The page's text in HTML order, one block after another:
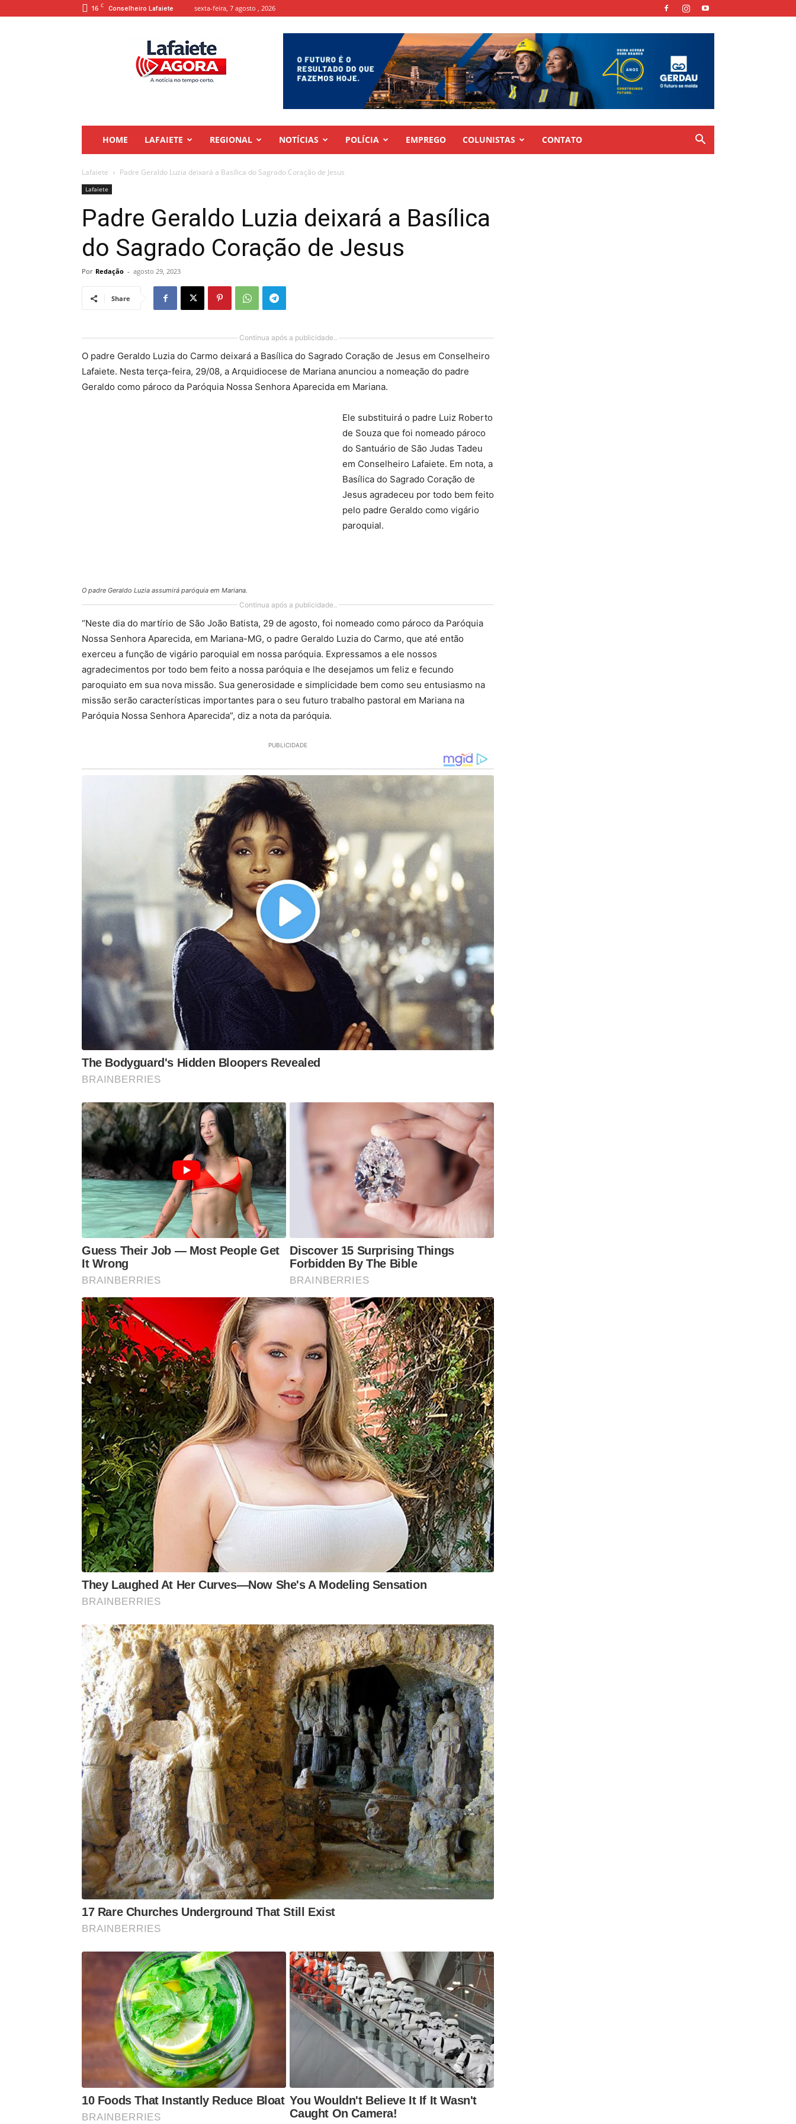
16 C Conselheiro Lafaiete sexta-feira, 7 agosto , 2026
HOME LAFAIETE REGIONAL NOTÍCIAS POLÍCIA EMPREGO COLUNISTAS CONTATO
Lafaiete Padre Geraldo Luzia deixará a Basílica do Sagrado Coração de Jesus
Lafaiete
Padre Geraldo Luzia deixará a Basílica
do Sagrado Coração de Jesus
Por Redação - agosto 29, 2023
Share
Continua após a publicidade..
O padre Geraldo Luzia do Carmo deixará a Basílica do Sagrado Coração de Jesus em Conselheiro
Lafaiete. Nesta terça-feira, 29/08, a Arquidiocese de Mariana anunciou a nomeação do padre
Geraldo como pároco da Paróquia Nossa Senhora Aparecida em Mariana.
O padre Geraldo Luzia assumirá paróquia em Mariana.
Ele substituirá o padre Luiz Roberto
de Souza que foi nomeado pároco
do Santuário de São Judas Tadeu
em Conselheiro Lafaiete. Em nota, a
Basílica do Sagrado Coração de
Jesus agradeceu por todo bem feito
pelo padre Geraldo como vigário
paroquial.
Continua após a publicidade..
“Neste dia do martírio de São João Batista, 29 de agosto, foi nomeado como pároco da Paróquia
Nossa Senhora Aparecida, em Mariana-MG, o padre Geraldo Luzia do Carmo, que até então
exerceu a função de vigário paroquial em nossa paróquia. Expressamos a ele nossos
agradecimentos por todo bem feito a nossa paróquia e lhe desejamos um feliz e fecundo
paroquiato em sua nova missão. Sua generosidade e simplicidade bem como seu entusiasmo na
missão serão características importantes para o seu futuro trabalho pastoral em Mariana na
Paróquia Nossa Senhora Aparecida”, diz a nota da paróquia.
PUBLICIDADE